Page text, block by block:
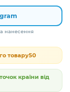
нанесення
товару50
країни від